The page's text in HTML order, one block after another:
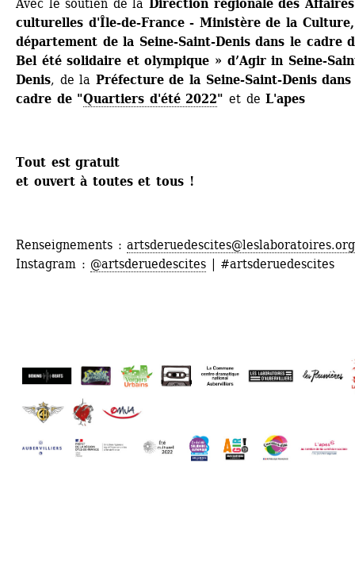
Avec le soutien de la Direction régionale des Affaires
culturelles d'Île-de-France - Ministère de la Culture,
département de la Seine-Saint-Denis dans le cadre
Bel été solidaire et olympique » d’Agir in Seine-
Denis, de la Préfecture de la Seine-Saint-Denis dans
cadre de "Quartiers d'été 2022" et de L'apes
Tout est gratuit
et ouvert à toutes et tous !
Renseignements : artsderuedescites@leslaboratoires.org
Instagram : @artsderuedescites | #artsderuedescites